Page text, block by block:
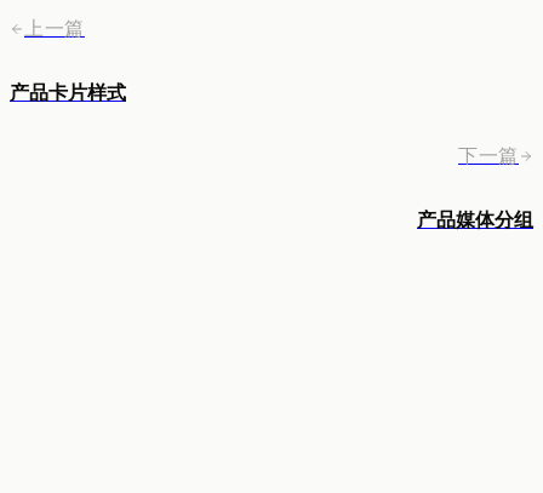
上一篇
产品卡片样式
下一篇
产品媒体分组